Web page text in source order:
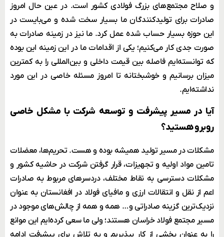
و صلاح مجتمع‌های بزرگ فولادی کشور است. در عین حال امروز
صادرات برای تولیدکنندگان ما بسیار سخت شده و می‌بایست در
این حوزه بسیار حساب‌ شده عمل کرد. ما نیز در زمینه صادرات به
صورت جدی کار می‌کنیم؛ یکی از اقدامات ما در این زمینه این بوده
که توانسته‌ایم فاصله بین قیمت داخلی و بین‌المللی را به کمترین
میزان برسانیم و خوشبختانه تا امروز مسئله خاصی در این مورد
نداشته‌ایم.
آیا در مسیر پیشرفت و توسعه شرکت با مشکل خاصی
روبرو هستید؟
مشکلات در مسیر تولید همیشه بوده و هست. تحریم‌ها، معضلات
تامین مواد اولیه و تجهیزات، قرار گرفتن شرکت در حاشیه کشور و
مشکلات دسترسی به نقاط مختلف، دردسرهای مربوط به صادرات
اعم از نقل و انتقالات ارزی و مافیای فولاد در افغانستان به عنوان
نزدیک‌ترین گزینه صادراتی و… همه و همه از چالش‌های موجود در
مسیر مجتمع فولاد خراسان هستند؛ ولی ما سعی کرده‌ایم این موانع
را به عنوان بخشی از کار بپذیریم و به تلاش برای پیشرفت ادامه